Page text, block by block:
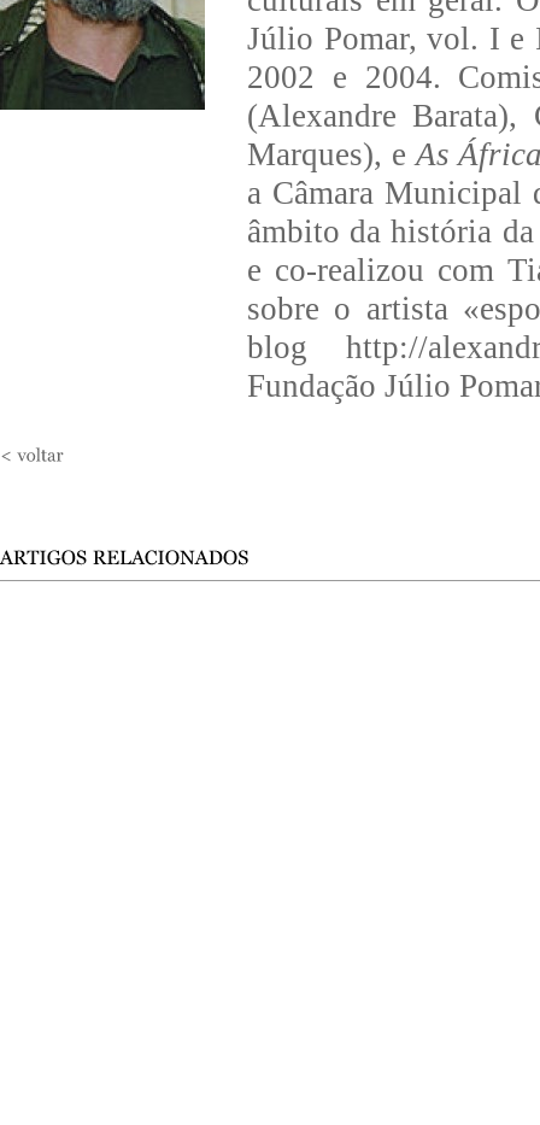
Júlio Pomar, vol. I e
2002 e 2004.
(Alexandre
Marques), e As
a Câmara Municipal
âmbito da história
e co-realizou com
sobre o artista
blog http://
Fundação Júlio